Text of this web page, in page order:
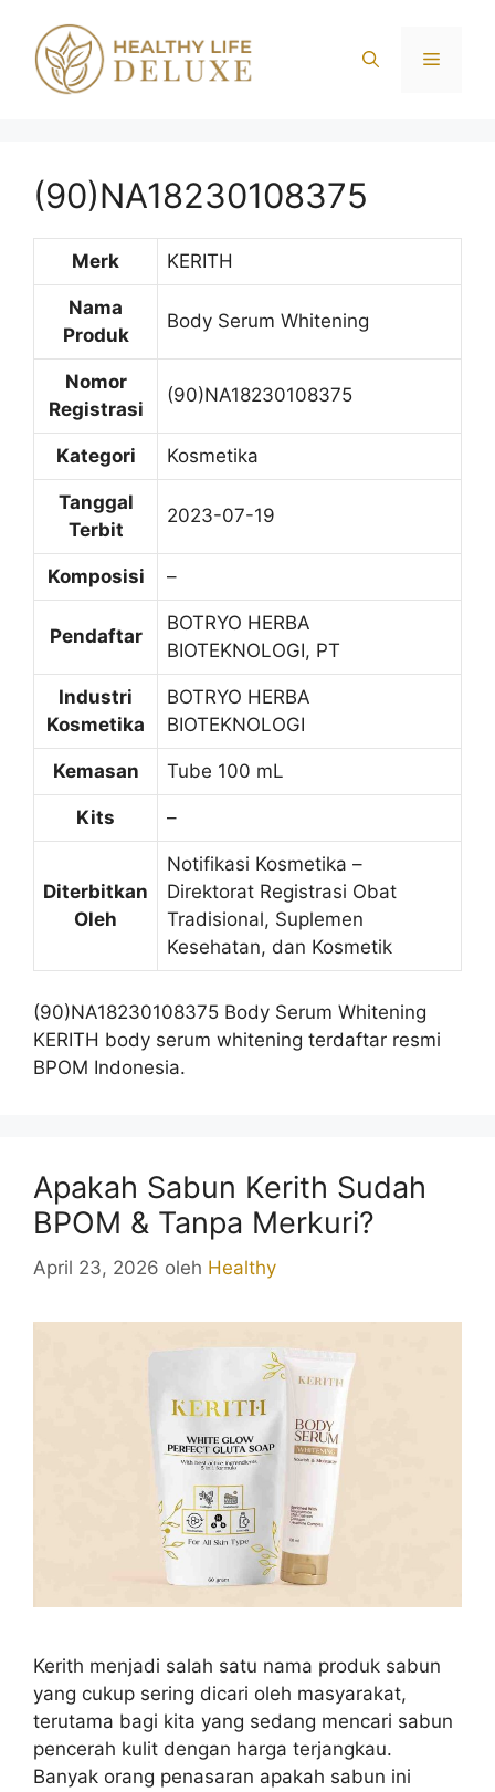
Menu
(90)NA18230108375
Merk KERITH
Nama
Produk
Body Serum Whitening
Nomor
Registrasi
(90)NA18230108375
Kategori Kosmetika
Tanggal
Terbit
2023-07-19
Komposisi –
Pendaftar
BOTRYO HERBA
BIOTEKNOLOGI, PT
Industri
Kosmetika
BOTRYO HERBA
BIOTEKNOLOGI
Kemasan Tube 100 mL
Kits –
Diterbitkan
Oleh
Notifikasi Kosmetika –
Direktorat Registrasi Obat
Tradisional, Suplemen
Kesehatan, dan Kosmetik
(90)NA18230108375 Body Serum Whitening
KERITH body serum whitening terdaftar resmi
BPOM Indonesia.
Apakah Sabun Kerith Sudah
BPOM & Tanpa Merkuri?
April 23, 2026 oleh Healthy
Kerith menjadi salah satu nama produk sabun
yang cukup sering dicari oleh masyarakat,
terutama bagi kita yang sedang mencari sabun
pencerah kulit dengan harga terjangkau.
Banyak orang penasaran apakah sabun ini